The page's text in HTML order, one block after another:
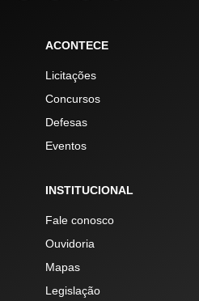
ACONTECE
Licitações
Concursos
Defesas
Eventos
INSTITUCIONAL
Fale conosco
Ouvidoria
Mapas
Legislação